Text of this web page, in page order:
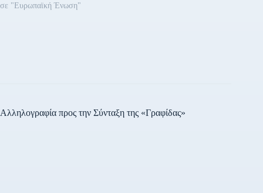
σε "Ευρωπαϊκή Ένωση"
Αλληλογραφία προς την Σύνταξη της «Γραφίδας»